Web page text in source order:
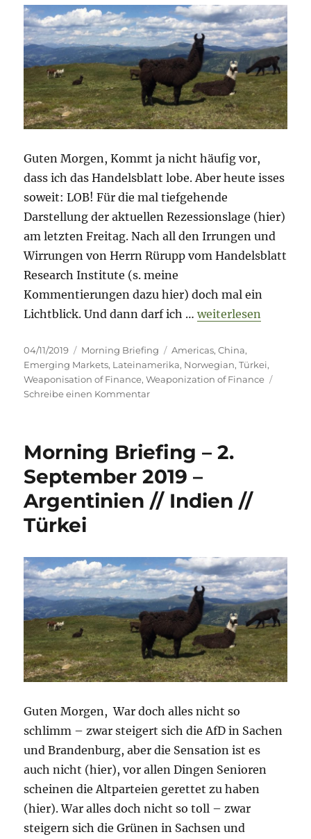
Guten Morgen, Kommt ja nicht häufig vor,
dass ich das Handelsblatt lobe. Aber heute isses
soweit: LOB! Für die mal tiefgehende
Darstellung der aktuellen Rezessionslage (hier)
am letzten Freitag. Nach all den Irrungen und
Wirrungen von Herrn Rürupp vom Handelsblatt
Research Institute (s. meine
Kommentierungen dazu hier) doch mal ein
Lichtblick. Und dann darf ich …„Morning Briefing
weiterlesen
Veröffentlicht
am
04/11/2019 Kategorien
Morning Briefing Schlagwörter
Americas,China,
Emerging Markets, Lateinamerika, Norwegian,Türkei,
Weaponisation of Finance,Weaponization of Finance
Schreibe einen Kommentarzu
4.
November
2019
–
Lateinamerika
Norwegian
Morning Briefing – 2.
September 2019 –
Argentinien // Indien //
Türkei
Guten Morgen, War doch alles nicht so
schlimm – zwar steigert sich die AfD in Sachen
und Brandenburg, aber die Sensation ist es
auch nicht (hier), vor allen Dingen Senioren
scheinen die Altparteien gerettet zu haben
(hier). War alles doch nicht so toll – zwar
steigern sich die Grünen in Sachsen und